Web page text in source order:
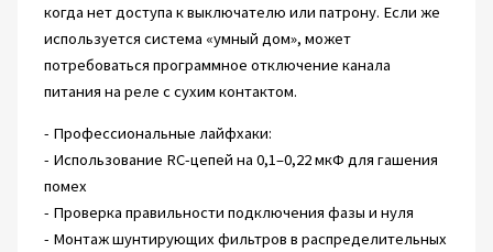
когда нет доступа к выключателю или патрону. Если же
используется система «умный дом», может
потребоваться программное отключение канала
питания на реле с сухим контактом.
- Профессиональные лайфхаки:
- Использование RC-цепей на 0,1–0,22 мкФ для гашения
помех
- Проверка правильности подключения фазы и нуля
- Монтаж шунтирующих фильтров в распределительных